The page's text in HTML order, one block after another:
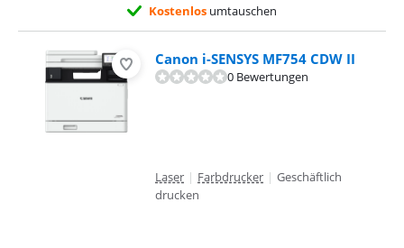
Kostenlos umtauschen
Canon i-SENSYS MF754 CDW II
0 Bewertungen
Laser | Farbdrucker | Geschäftlich
drucken